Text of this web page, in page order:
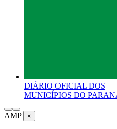
DIÁRIO OFICIAL DOS
MUNICÍPIOS DO
AMP ×